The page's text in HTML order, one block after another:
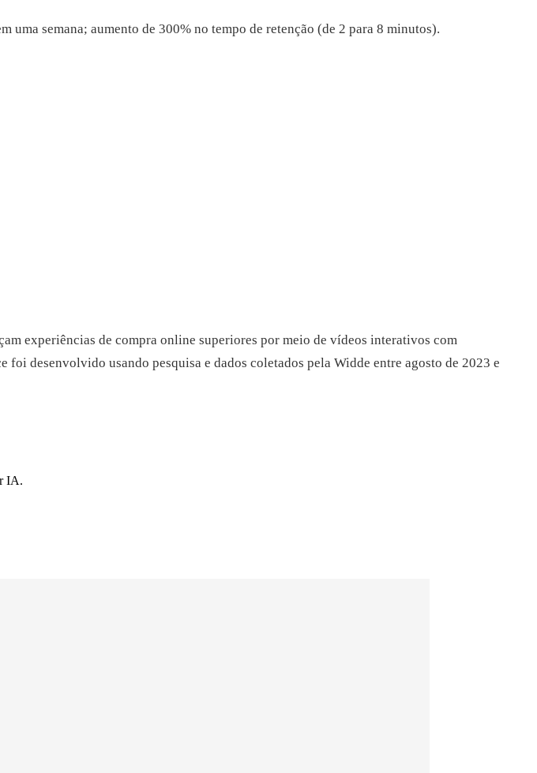
semana; aumento de 300% no tempo de retenção (de 2 para 8 minutos).
experiências de compra online superiores por meio de vídeos interativos com
desenvolvido usando pesquisa e dados coletados pela Widde entre agosto de 2023 e
IA.